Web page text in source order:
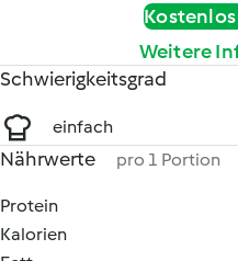
Weitere
Schwierigkeitsgrad
einfach
Nährwerte pro 1 Portion
Protein
Kalorien